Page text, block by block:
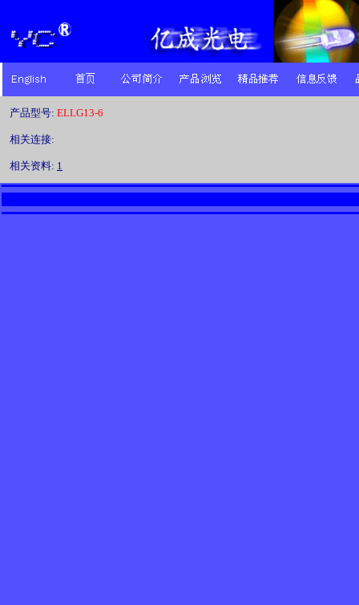
产品型号: ELLG13-6
相关连接:
相关资料: 1